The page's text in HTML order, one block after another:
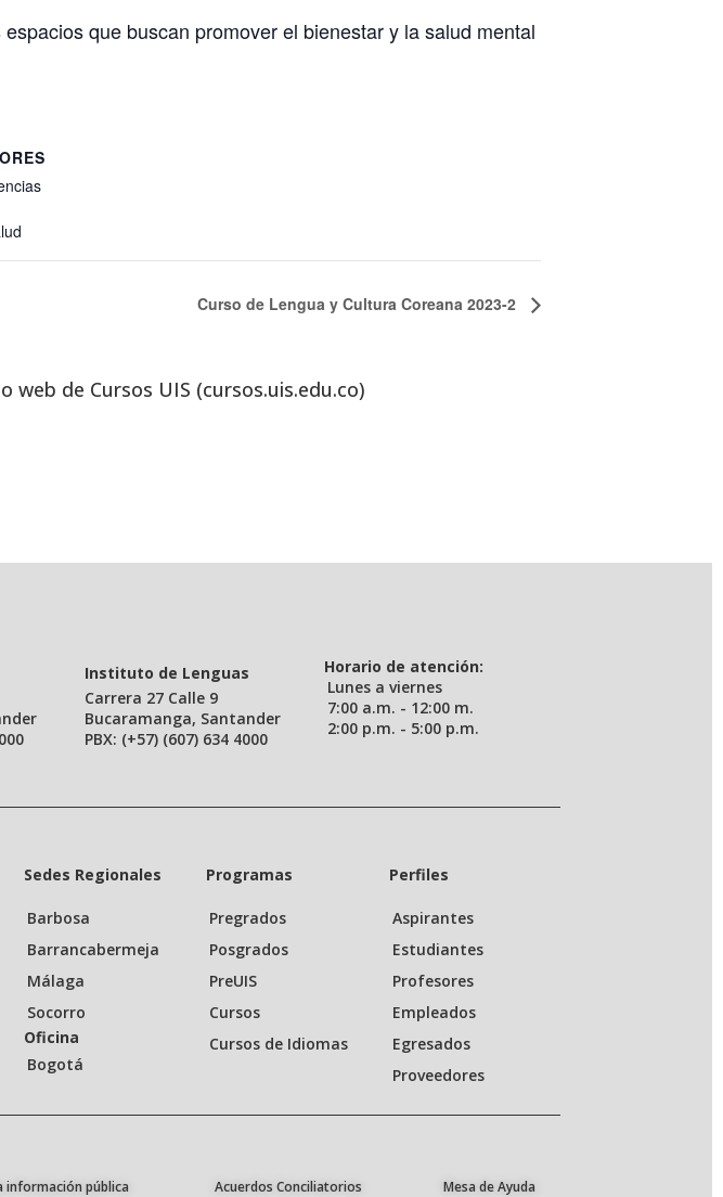
que buscan promover el bienestar y la salud mental
Curso de Lengua y Cultura Coreana 2023-2
de Cursos UIS (cursos.uis.edu.co)